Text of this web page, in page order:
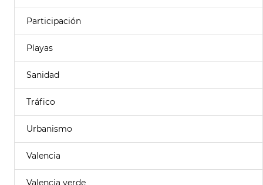
Participación
Playas
Sanidad
Tráfico
Urbanismo
Valencia
Valencia verde